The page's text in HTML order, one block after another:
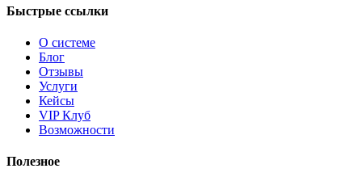
Быстрые ссылки
О системе
Блог
Отзывы
Услуги
Кейсы
VIP Клуб
Возможности
Полезное